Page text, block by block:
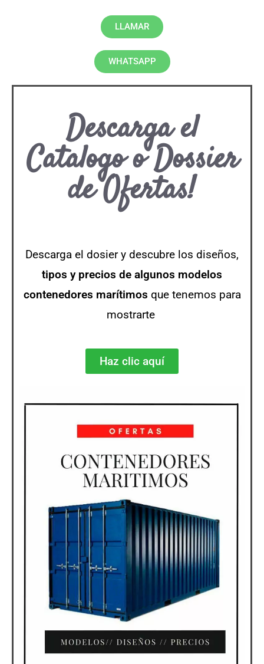
LLAMAR
WHATSAPP
Descarga el
Catalogo o Dossier
de Ofertas!
Descarga el dosier y descubre los diseños,
tipos y precios de algunos modelos
contenedores marítimos que tenemos para
mostrarte
Haz clic aquí